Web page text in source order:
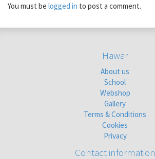
You must be logged in to post a comment.
Hawar
About us
School
Webshop
Gallery
Terms & Conditions
Cookies
Privacy
Contact information